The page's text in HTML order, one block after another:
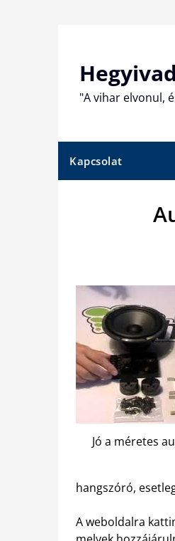
"A vihar elvonul,
Kapcsolat
Jó a méretes
hangszóró,
A weboldalra